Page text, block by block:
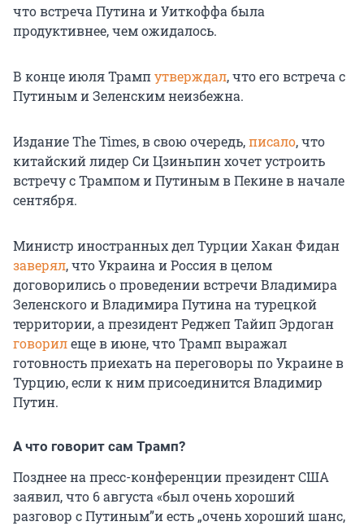
что встреча Путина и Уиткоффа была
продуктивнее, чем ожидалось.
В конце июля Трампутверждал, что его встреча с
Путиным и Зеленским неизбежна.
Издание The Times, в свою очередь,писало, что
китайский лидер Си Цзиньпин хочет устроить
встречу с Трампом и Путиным в Пекине в начале
сентября.
Министр иностранных дел Турции Хакан Фидан
заверял, что Украина и Россия в целом
договорились о проведении встречи Владимира
Зеленского и Владимира Путина на турецкой
территории, а президент Реджеп Тайип Эрдоган
говорилеще в июне, что Трамп выражал
готовность приехать на переговоры по Украине в
Турцию, если к ним присоединится Владимир
Путин.
А что говорит сам Трамп?
Позднее на пресс-конференции президент США
заявил, что 6 августа «был очень хороший
разговор с Путиным”и есть „очень хороший шанс,